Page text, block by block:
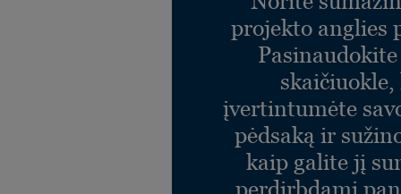
Veneto GRAPHITE 906
Ref. 1863906
Ref. 1863793
projekto anglies
skaičiuokle,
įvertintumėte
pėdsaką ir
kaip galite jį
perdirbdami